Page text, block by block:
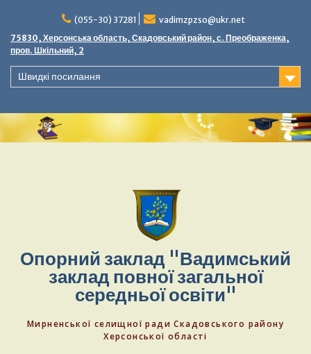
(055-30) 37281
vadimzpzso@ukr.net
75830, Херсонська область, Скадовський район, с. Преображенка,
пров. Шкільний, 2
Швидкі посилання
Опорний заклад "Вадимський
заклад повної загальної
середньої освіти"
Мирненської селищної ради Скадовського району
Херсонської області